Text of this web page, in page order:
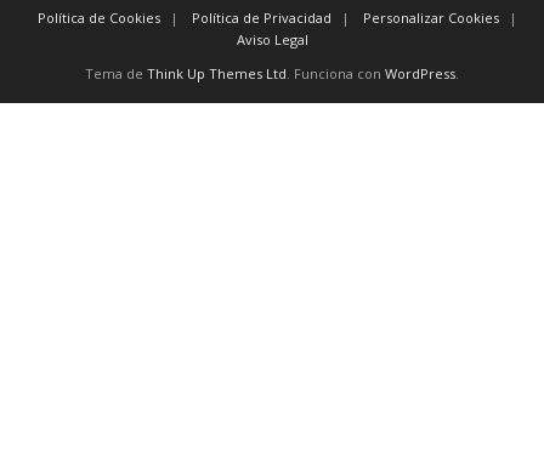
Política de Cookies Política de Privacidad
Personalizar Cookies
Aviso Legal
Tema de Think Up Themes Ltd. Funciona con WordPress.